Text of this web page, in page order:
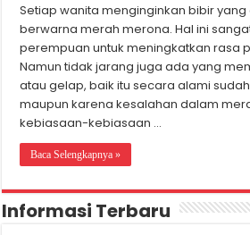
Setiap wanita menginginkan bibir yang
berwarna merah merona. Hal ini
perempuan untuk meningkatkan rasa
Namun tidak jarang juga ada yang
atau gelap, baik itu secara alami
maupun karena kesalahan dalam
kebiasaan-kebiasaan …
Baca Selengkapnya »
Informasi Terbaru